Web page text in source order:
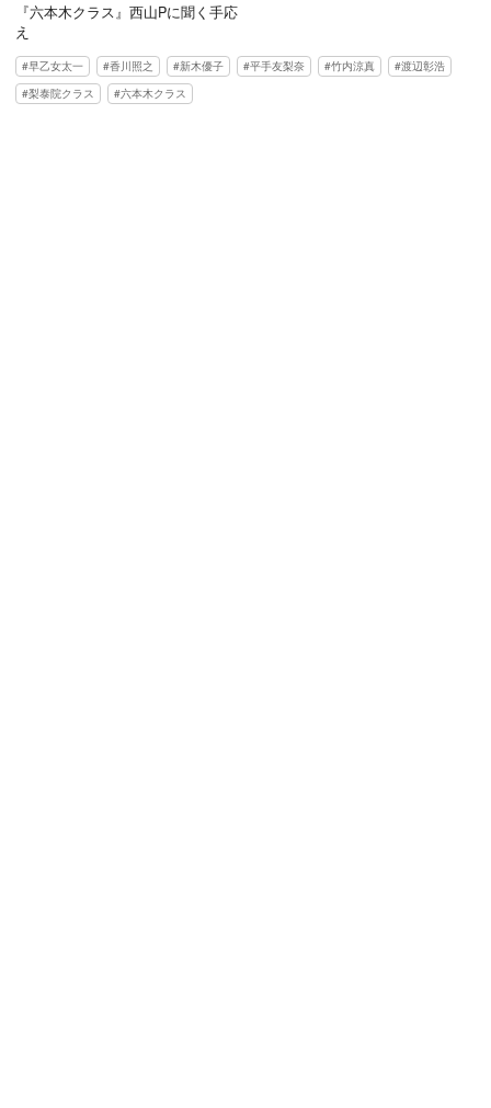
『六本木クラス』西山Pに聞く手応
え
早乙女太一 香川照之 新木優子 平手友梨奈 竹内涼真
渡辺彰浩
梨泰院クラス
六本木クラス